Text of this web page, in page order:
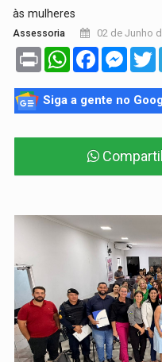
às mulheres
Assessoria 02 de Junho
Print WhatsAppFacebook
Siga a gente no